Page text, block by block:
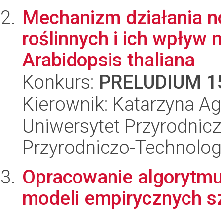
Mechanizm działania
roślinnych i ich wpływ
Arabidopsis thaliana
Konkurs: PRELUDIUM
Kierownik: Katarzyna
Uniwersytet
Przyrodniczo-
Opracowanie
modeli empirycznych